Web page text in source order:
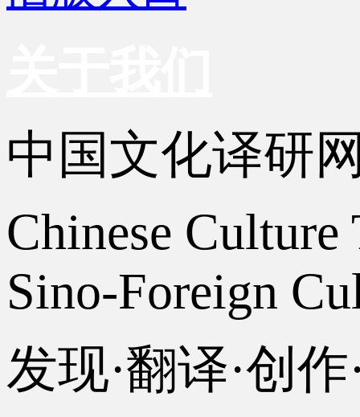
中国文化译研
Chinese
Sino-Foreign
发现·翻译·创